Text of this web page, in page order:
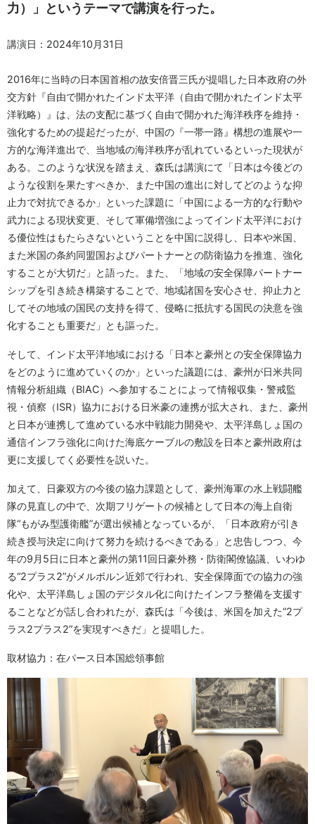
力）」というテーマで講演を行った。
講演日：2024年10月31日
2016年に当時の日本国首相の故安倍晋三氏が提唱した日本政府の外
交方針『自由で開かれたインド太平洋（自由で開かれたインド太平
洋戦略）』は、法の支配に基づく自由で開かれた海洋秩序を維持・
強化するための提起だったが、中国の『一帯一路』構想の進展や一
方的な海洋進出で、当地域の海洋秩序が乱れているといった現状が
ある。このような状況を踏まえ、森氏は講演にて「日本は今後どの
ような役割を果たすべきか、また中国の進出に対してどのような抑
止力で対抗できるか」といった課題に「中国による一方的な行動や
武力による現状変更、そして軍備増強によってインド太平洋におけ
る優位性はもたらさないということを中国に説得し、日本や米国、
また米国の条約同盟国およびパートナーとの防衛協力を推進、強化
することが大切だ」と語った。また、「地域の安全保障パートナー
シップを引き続き構築することで、地域諸国を安心させ、抑止力と
してその地域の国民の支持を得て、侵略に抵抗する国民の決意を強
化することも重要だ」とも謳った。
そして、インド太平洋地域における「日本と豪州との安全保障協力
をどのように進めていくのか」といった議題には、豪州が日米共同
情報分析組織（BIAC）へ参加することによって情報収集・警戒監
視・偵察（ISR）協力における日米豪の連携が拡大され、また、豪州
と日本が連携して進めている水中戦能力開発や、太平洋島しょ国の
通信インフラ強化に向けた海底ケーブルの敷設を日本と豪州政府は
更に支援してく必要性を説いた。
加えて、日豪双方の今後の協力課題として、豪州海軍の水上戦闘艦
隊の見直しの中で、次期フリゲートの候補として日本の海上自衛
隊“もがみ型護衛艦”が選出候補となっているが、「日本政府が引き
続き授与決定に向けて努力を続けるべきである」と忠告しつつ、今
年の9月5日に日本と豪州の第11回日豪外務・防衛閣僚協議、いわゆ
る“2プラス2”がメルボルン近郊で行われ、安全保障面での協力の強
化や、太平洋島しょ国のデジタル化に向けたインフラ整備を支援す
ることなどが話し合われたが、森氏は「今後は、米国を加えた“2プ
ラス2プラス2”を実現すべきだ」と提唱した。
取材協力：在パース日本国総領事館